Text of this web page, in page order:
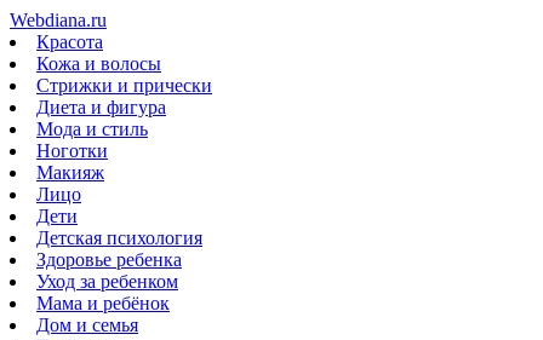
Webdiana.ru
Красота
Кожа и волосы
Стрижки и прически
Диета и фигура
Мода и стиль
Ноготки
Макияж
Лицо
Дети
Детская психология
Здоровье ребенка
Уход за ребенком
Мама и ребёнок
Дом и семья